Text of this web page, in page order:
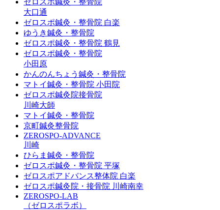
ゼロスポ鍼灸・整骨院
大口通
ゼロスポ鍼灸・整骨院 白楽
ゆうき鍼灸・整骨院
ゼロスポ鍼灸・整骨院 鶴見
ゼロスポ鍼灸・整骨院
小田原
かんのんちょう鍼灸・整骨院
マトイ鍼灸・整骨院 小田院
ゼロスポ鍼灸院接骨院
川崎大師
マトイ鍼灸・整骨院
京町鍼灸整骨院
ZEROSPO-ADVANCE
川崎
ひらま鍼灸・整骨院
ゼロスポ鍼灸・整骨院 平塚
ゼロスポアドバンス整体院 白楽
ゼロスポ鍼灸院・接骨院 川崎南幸
ZEROSPO-LAB
（ゼロスポラボ）